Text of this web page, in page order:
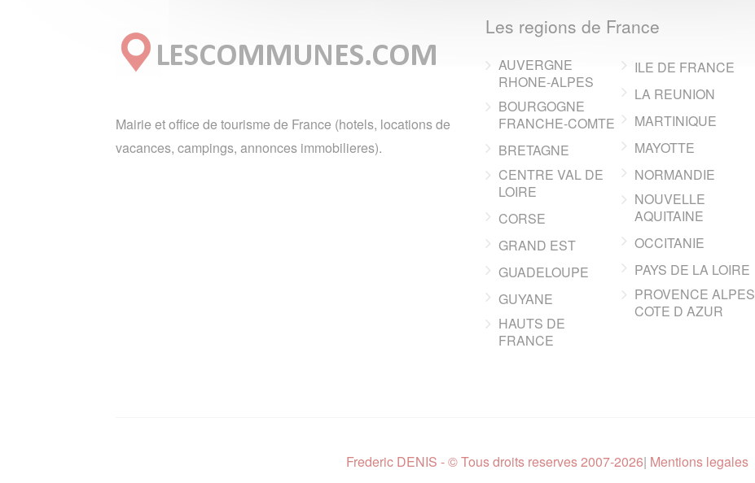
Mairie et office de tourisme de France (hotels, locations de
vacances, campings, annonces immobilieres).
Les regions de France
AUVERGNE
RHONE-ALPES
BOURGOGNE
FRANCHE-COMTE
BRETAGNE
CENTRE VAL DE
LOIRE
CORSE
GRAND EST
GUADELOUPE
GUYANE
HAUTS DE
FRANCE
ILE DE FRANCE
LA REUNION
MARTINIQUE
MAYOTTE
NORMANDIE
NOUVELLE
AQUITAINE
OCCITANIE
PAYS DE LA LOIRE
PROVENCE ALPES
COTE D AZUR
Frederic DENIS - © Tous droits reserves 2007-2026| Mentions legales